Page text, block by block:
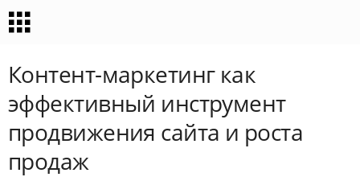
Контент-маркетинг как
эффективный инструмент
продвижения сайта и роста
продаж